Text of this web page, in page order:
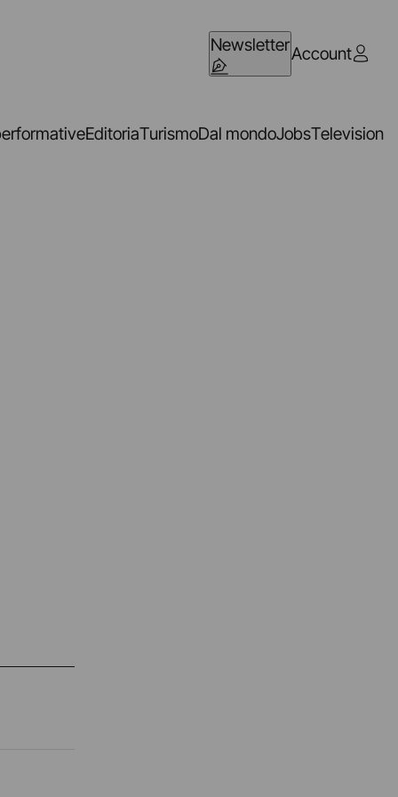
NewsletterAccount
EditoriaTurismoDal mondoJobsTelevision